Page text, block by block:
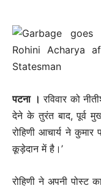
पटना । रविवार को
देने के तुरंत बाद, पूर्व
रोहिणी आचार्य ने
कूड़ेदान में है।’
रोहिणी ने अपनी पोस्ट